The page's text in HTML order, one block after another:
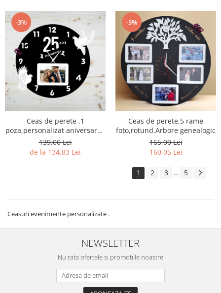
-3%
Ceas de perete ,1
poza,personalizat aniversarea
casatoriei
139,00 Lei
de la 134,83 Lei
-3%
Ceas de perete,5 rame
foto,rotund,Arbore genealogic
165,00 Lei
160,05 Lei
1 2 3 ... 5
Ceasuri evenimente personalizate .
NEWSLETTER
Nu rata ofertele si promotiile noastre